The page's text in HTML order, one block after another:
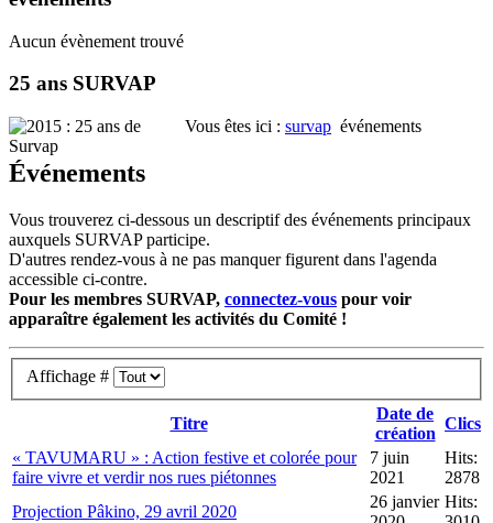
Aucun évènement trouvé
25 ans SURVAP
Vous êtes ici : survap événements
Événements
Vous trouverez ci-dessous un descriptif des événements principaux
auxquels SURVAP participe.
D'autres rendez-vous à ne pas manquer figurent dans l'agenda
accessible ci-contre.
Pour les membres SURVAP, connectez-vous pour voir
apparaître également les activités du Comité !
Affichage #
Titre
Date de
création
Clics
« TAVUMARU » : Action festive et colorée pour
faire vivre et verdir nos rues piétonnes
7 juin
2021
Hits:
2878
Projection Pâkino, 29 avril 2020
26 janvier Hits: